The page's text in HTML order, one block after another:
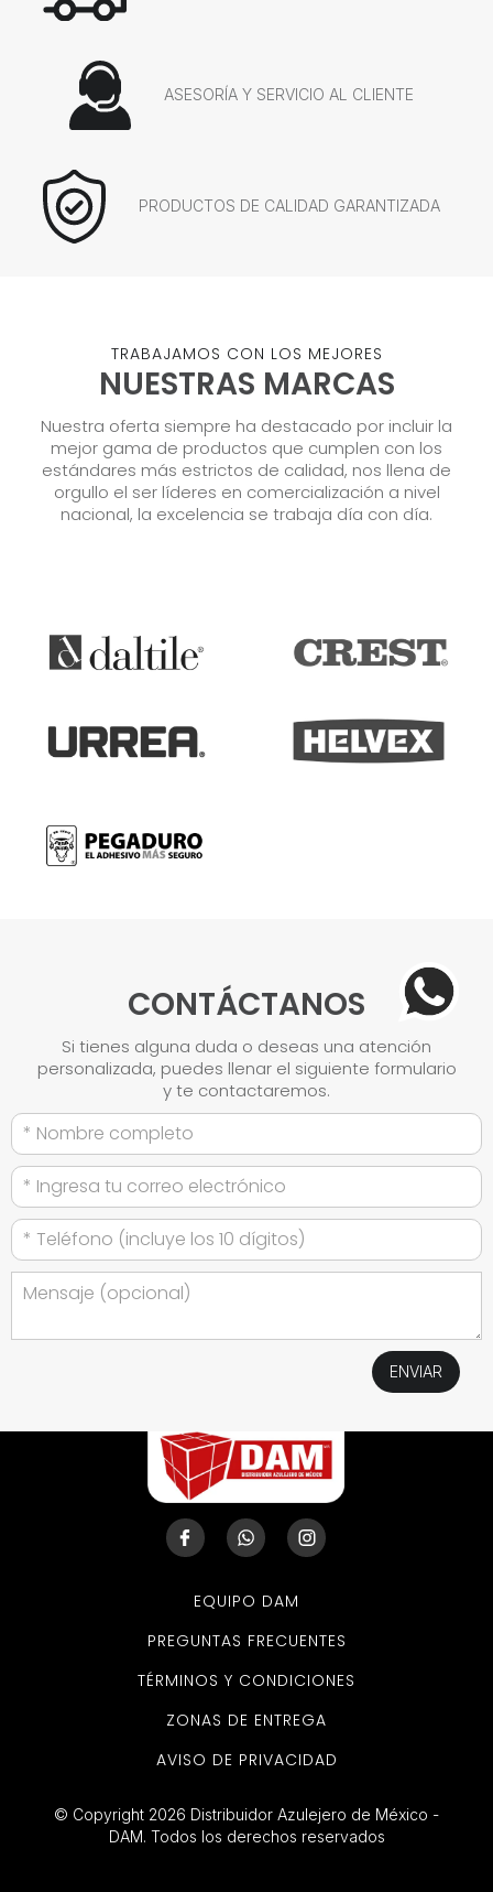
ASESORÍA Y SERVICIO AL CLIENTE
PRODUCTOS DE CALIDAD GARANTIZADA
TRABAJAMOS CON LOS MEJORES
NUESTRAS MARCAS
Nuestra oferta siempre ha destacado por incluir la
mejor gama de productos que cumplen con los
estándares más estrictos de calidad, nos llena de
orgullo el ser líderes en comercialización a nivel
nacional, la excelencia se trabaja día con día.
CONTÁCTANOS
Si tienes alguna duda o deseas una atención
personalizada, puedes llenar el siguiente formulario
y te contactaremos.
EQUIPO DAM
PREGUNTAS FRECUENTES
TÉRMINOS Y CONDICIONES
ZONAS DE ENTREGA
AVISO DE PRIVACIDAD
© Copyright 2026 Distribuidor Azulejero de México -
DAM. Todos los derechos reservados